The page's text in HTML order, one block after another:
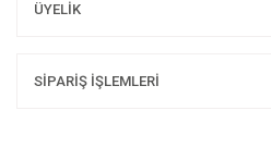
ÜYELİK
SİPARİŞ İŞLEMLERİ